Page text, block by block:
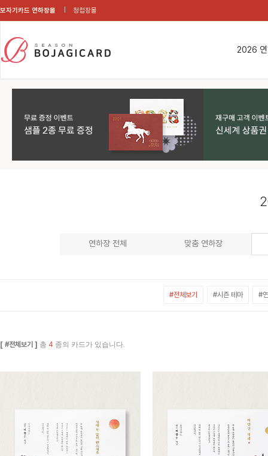
보자기카드 연하장몰 청첩장몰
2026
연하장 전체 맞춤 연하장
#전체보기 #시즌 테마 #
[ #전체보기 ] 총 4 종의 카드가 있습니다.